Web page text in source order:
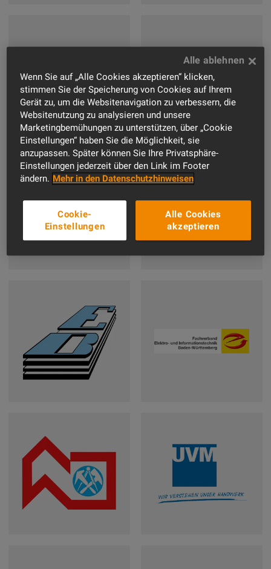
Verband
Nordbaden e.V.
Stuckateure für
Ausbau und
Fassade Baden-
Württemberg
Fachverband
Klima Baden-
Württemberg
Verband Holzbau
Baden und Ausbau
Fassade
Kreishandwerkerschaft
Biberach
Ravensburg
Fachverband
Fußbodenbau
Baden-
Württemberg
Elektro- und
Informationstechnik
Württemberg e.V.
Wenn Sie auf „Alle Cookies akzeptieren“ klicken,
stimmen Sie der Speicherung von Cookies auf Ihrem
Gerät zu, um die Websitenavigation zu verbessern, die
Websitenutzung zu analysieren und unsere
Marketingbemühungen zu unterstützen, über „Cookie
Einstellungen“ haben Sie die Möglichkeit, sie
anzupassen. Später können Sie Ihre Privatsphäre-
Einstellungen jederzeit über den Link im Footer
ändern. Mehr in den Datenschutzhinweisen
Alle Cookies
akzeptieren
Cookie-
Einstellungen